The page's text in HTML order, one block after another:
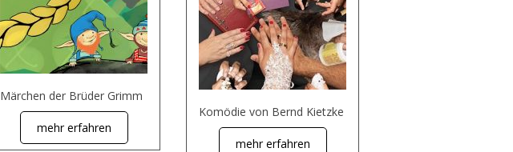
Märchen der Brüder Grimm
mehr erfahren
Komödie von Bernd Kietzke
mehr erfahren